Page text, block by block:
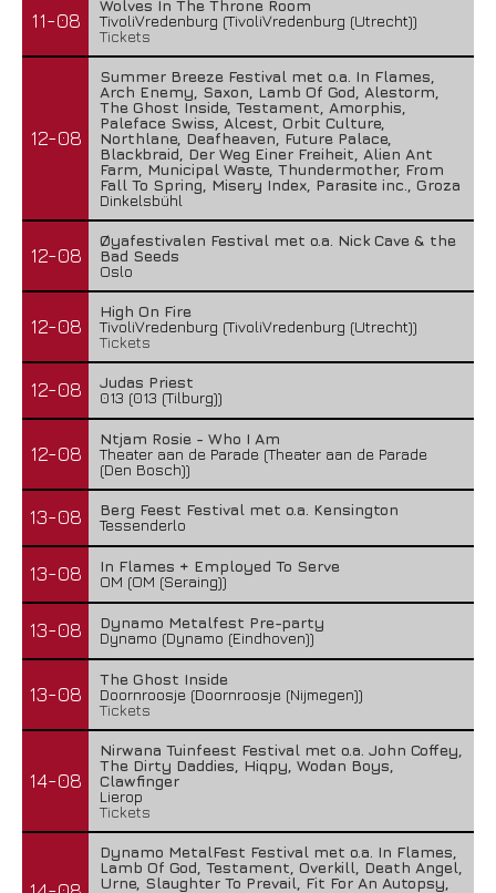
11-08
Wolves In The Throne Room
TivoliVredenburg (TivoliVredenburg (Utrecht))
Tickets
12-08
Summer Breeze Festival met o.a. In Flames,
Arch Enemy, Saxon, Lamb Of God, Alestorm,
The Ghost Inside, Testament, Amorphis,
Paleface Swiss, Alcest, Orbit Culture,
Northlane, Deafheaven, Future Palace,
Blackbraid, Der Weg Einer Freiheit, Alien Ant
Farm, Municipal Waste, Thundermother, From
Fall To Spring, Misery Index, Parasite inc., Groza
Dinkelsbühl
12-08
Øyafestivalen Festival met o.a. Nick Cave & the
Bad Seeds
Oslo
12-08
High On Fire
TivoliVredenburg (TivoliVredenburg (Utrecht))
Tickets
12-08
Judas Priest
013 (013 (Tilburg))
12-08
Ntjam Rosie - Who I Am
Theater aan de Parade (Theater aan de Parade
(Den Bosch))
13-08
Berg Feest Festival met o.a. Kensington
Tessenderlo
13-08
In Flames + Employed To Serve
OM (OM (Seraing))
13-08
Dynamo Metalfest Pre-party
Dynamo (Dynamo (Eindhoven))
13-08
The Ghost Inside
Doornroosje (Doornroosje (Nijmegen))
Tickets
14-08
Nirwana Tuinfeest Festival met o.a. John Coffey,
The Dirty Daddies, Hiqpy, Wodan Boys,
Clawfinger
Lierop
Tickets
Dynamo MetalFest Festival met o.a. In Flames,
Lamb Of God, Testament, Overkill, Death Angel,
Urne, Slaughter To Prevail, Fit For An Autopsy,